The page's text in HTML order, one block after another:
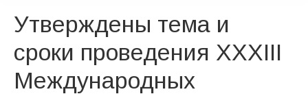
Утверждены тема и
сроки проведения XXXIII
Международных